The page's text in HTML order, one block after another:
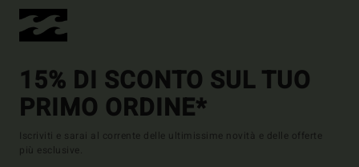
15% DI SCONTO SUL TUO
PRIMO ORDINE*
Iscriviti e sarai al corrente delle ultimissime novità e delle offerte
più esclusive.